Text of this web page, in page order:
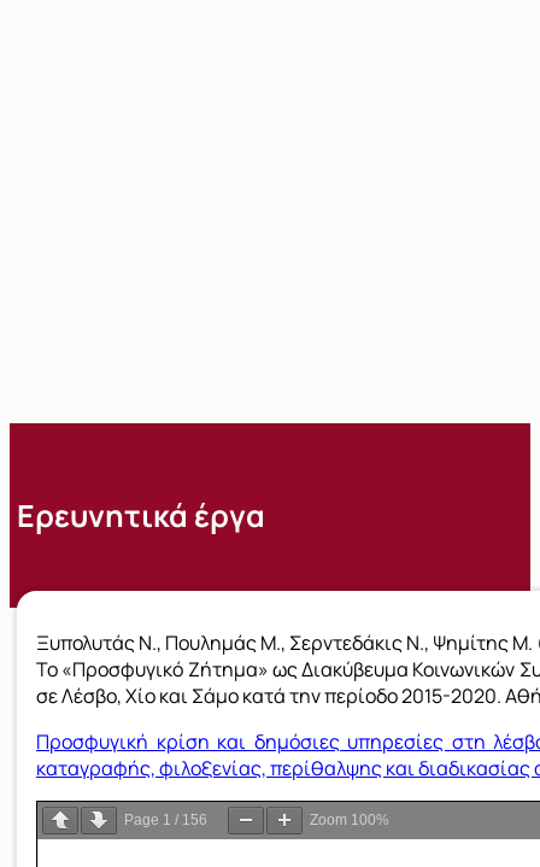
Ερευνητικά έργα
Ξυπολυτάς Ν., Πουλημάς Μ., Σερντεδάκις Ν., Ψημίτης
Το «Προσφυγικό Ζήτημα» ως Διακύβευμα Κοινωνικών
σε Λέσβο, Χίο και Σάμο κατά την περίοδο 2015-2020.
Προσφυγική κρίση και δημόσιες υπηρεσίες στη
καταγραφής, φιλοξενίας, περίθαλψης και
Page 1 / 156 Zoom 100%